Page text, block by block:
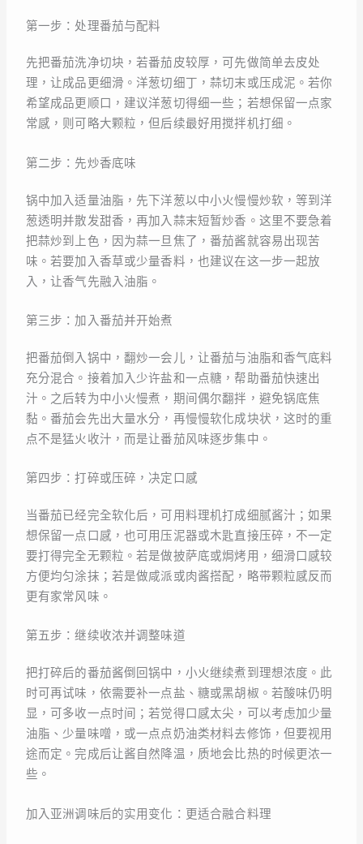
第一步：处理番茄与配料
先把番茄洗净切块，若番茄皮较厚，可先做简单去皮处
理，让成品更细滑。洋葱切细丁，蒜切末或压成泥。若你
希望成品更顺口，建议洋葱切得细一些；若想保留一点家
常感，则可略大颗粒，但后续最好用搅拌机打细。
第二步：先炒香底味
锅中加入适量油脂，先下洋葱以中小火慢慢炒软，等到洋
葱透明并散发甜香，再加入蒜末短暂炒香。这里不要急着
把蒜炒到上色，因为蒜一旦焦了，番茄酱就容易出现苦
味。若要加入香草或少量香料，也建议在这一步一起放
入，让香气先融入油脂。
第三步：加入番茄并开始煮
把番茄倒入锅中，翻炒一会儿，让番茄与油脂和香气底料
充分混合。接着加入少许盐和一点糖，帮助番茄快速出
汁。之后转为中小火慢煮，期间偶尔翻拌，避免锅底焦
黏。番茄会先出大量水分，再慢慢软化成块状，这时的重
点不是猛火收汁，而是让番茄风味逐步集中。
第四步：打碎或压碎，决定口感
当番茄已经完全软化后，可用料理机打成细腻酱汁；如果
想保留一点口感，也可用压泥器或木匙直接压碎，不一定
要打得完全无颗粒。若是做披萨底或焗烤用，细滑口感较
方便均匀涂抹；若是做咸派或肉酱搭配，略带颗粒感反而
更有家常风味。
第五步：继续收浓并调整味道
把打碎后的番茄酱倒回锅中，小火继续煮到理想浓度。此
时可再试味，依需要补一点盐、糖或黑胡椒。若酸味仍明
显，可多收一点时间；若觉得口感太尖，可以考虑加少量
油脂、少量味噌，或一点点奶油类材料去修饰，但要视用
途而定。完成后让酱自然降温，质地会比热的时候更浓一
些。
加入亚洲调味后的实用变化：更适合融合料理